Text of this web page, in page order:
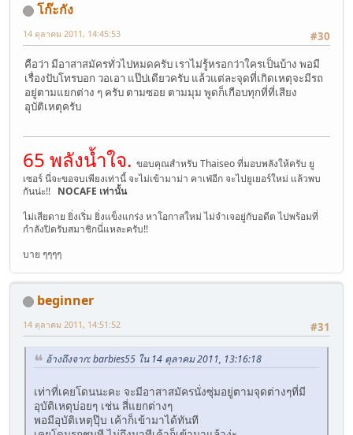
โก๊ะกัง
#30
14 ตุลาคม 2011, 14:45:53
คือว่า มีอาสาสมัครทั่วไปหมดครับ เราไม่รู้หรอกว่าใครเป็นบ้าง พอมี
เรื่องปับโทรบอก วอเอา แป๊ปเดียวครับ แล้วแต่ละจุดที่เกิดเหตุจะมีรถ
อยู่ตามแยกต่าง ๆ ครับ ตามซอย ตามมุม พูดก็เกือบทุกที่ที่เสียง
อุบัติเหตุครับ
65 พลังน้ำใจ. ขอบคุณสำหรับ Thaiseo ที่มอบพลังให้ครับ ยู
เซอร์ นี่จะขอจบเพียงเท่านี้ จะไม่เข้ามาม่า คาเฟ่อีก จะไปยูเยอร์ใหม่ แล้วพบ
กันน่ะ!! NOCAFE เท่านั้น
ไม่เสียดาย ยิ่งเริ่ม ยิ่งแข็งแกร่ง หาโอกาสใหม่ ไม่จำเจอยู่กับอดีต ไปพร้อมที่
กำลังปิดรับสมาชิกนี่แหละครับ!!
บาย ๆๆๆๆ
beginner
#31
14 ตุลาคม 2011, 14:51:52
อ้างถึงจาก: barbies55 ใน 14 ตุลาคม 2011, 13:16:18
เท่าที่เคยโดนนะคะ จะมีอาสาสมัครนั่งซุ่มอยู่ตามจุดต่างๆที่มี
อุบัติเหตุบ่อยๆ เช่น สี่แยกต่างๆ
พอมีอุบัติเหตุปุ๊บ เค้าก็เข้ามาได้ทันที